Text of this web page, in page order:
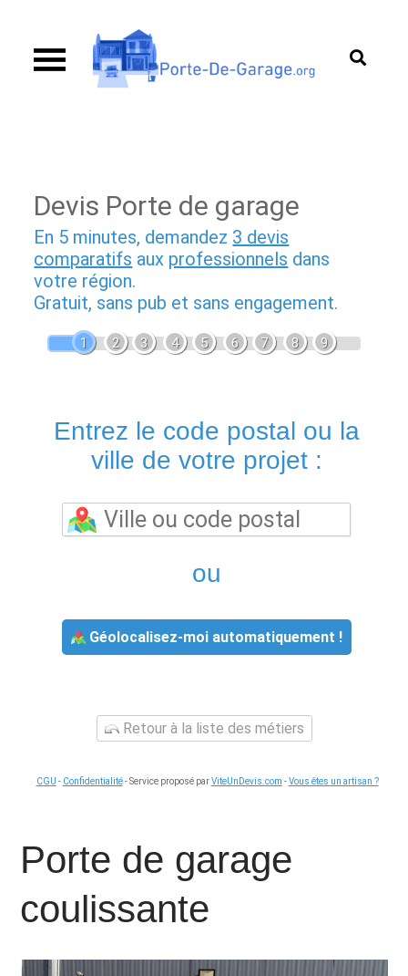
content
Devis Porte de garage
En 5 minutes, demandez 3 devis
comparatifs aux professionnels dans
votre région.
Gratuit, sans pub et sans engagement.
1 2 3 4 5 6 7 8 9
Entrez le code postal ou la
ville de votre projet :
ou
Géolocalisez-moi automatiquement !
Retour à la liste des métiers
CGU - Confidentialité- Service proposé parViteUnDevis.com -Vous êtes un artisan ?
Porte de garage
coulissante